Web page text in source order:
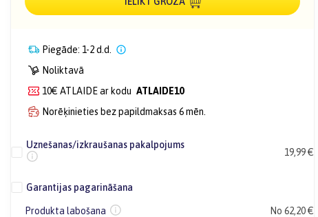
Piegāde: 1-2 d.d.
Noliktavā
10€ ATLAIDE ar kodu ATLAIDE10
Norēķinieties bez papildmaksas 6 mēn.
Uznešanas/izkraušanas pakalpojums
19,99 €
Garantijas pagarināšana
Produkta labošana No 62,20 €